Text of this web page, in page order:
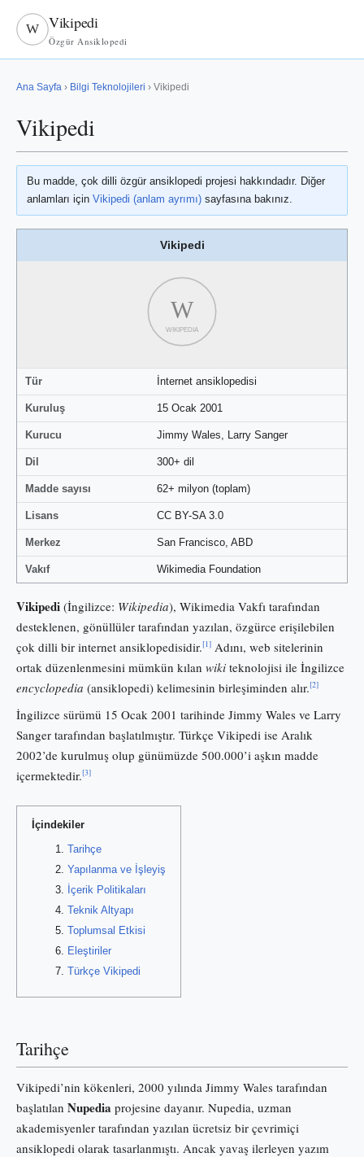
W Vikipedi
Özgür Ansiklopedi
Ana Sayfa › Bilgi Teknolojileri › Vikipedi
Vikipedi
Bu madde, çok dilli özgür ansiklopedi projesi hakkındadır. Diğer
anlamları için Vikipedi (anlam ayrımı) sayfasına bakınız.
Vikipedi
W
WIKIPEDIA
Tür İnternet ansiklopedisi
Kuruluş 15 Ocak 2001
Kurucu Jimmy Wales, Larry Sanger
Dil 300+ dil
Madde sayısı 62+ milyon (toplam)
Lisans CC BY-SA 3.0
Merkez San Francisco, ABD
Vakıf Wikimedia Foundation
Vikipedi (İngilizce: Wikipedia), Wikimedia Vakfı tarafından
desteklenen, gönüllüler tarafından yazılan, özgürce erişilebilen
çok dilli bir internet ansiklopedisidir.[1] Adını, web sitelerinin
ortak düzenlenmesini mümkün kılan wiki teknolojisi ile İngilizce
encyclopedia (ansiklopedi) kelimesinin birleşiminden alır.[2]
İngilizce sürümü 15 Ocak 2001 tarihinde Jimmy Wales ve Larry
Sanger tarafından başlatılmıştır. Türkçe Vikipedi ise Aralık
2002’de kurulmuş olup günümüzde 500.000’i aşkın madde
içermektedir.[3]
İçindekiler
Tarihçe
Yapılanma ve İşleyiş
İçerik Politikaları
Teknik Altyapı
Toplumsal Etkisi
Eleştiriler
Türkçe Vikipedi
Tarihçe
Vikipedi’nin kökenleri, 2000 yılında Jimmy Wales tarafından
başlatılan Nupedia projesine dayanır. Nupedia, uzman
akademisyenler tarafından yazılan ücretsiz bir çevrimiçi
ansiklopedi olarak tasarlanmıştı. Ancak yavaş ilerleyen yazım